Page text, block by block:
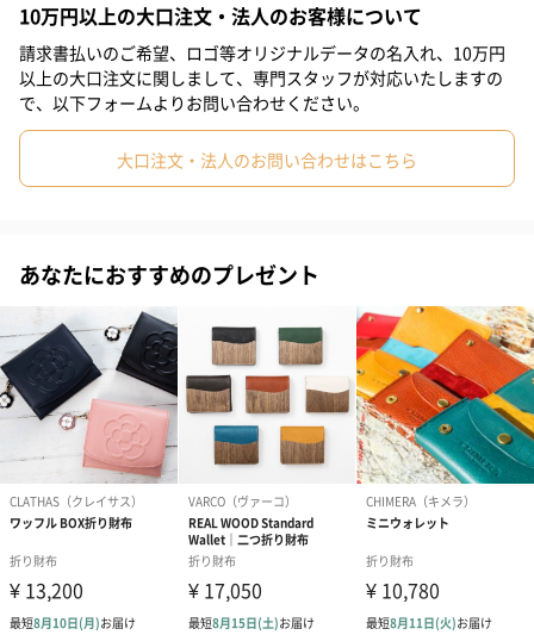
男性の方にも女性の方にもおすすめなシンプル無地のデザインも
魅力です。
上質な品質と特徴
手前上側のファスナー内部はコインケースが収納できます。浅く
設計されているので取り出しやすくて小銭が一目瞭然です。
手前下側のファスナー内部はジャバラ式カードポケットを内蔵、
大容量のカード収納は圧巻です。
アコーディオン状に大きく開くカードポケットは一目で取り出し
たいカードがわかります。
奥側のファスナー内部はお札の他、通帳やパスポート、スマート
フォンも収められ、マルチユースな造りになっています。
（※ケースを入れた状態でのスマートフォンは機種やサイズによ
#パーティー #記念日 #お礼 #お祝い #父の日
#母の日 #取引先女性 #妹 #姉 #息子 #娘
#部下男性 #部下女性 #義父 #義母 #取引先男性
#親戚女性 #小学生高学年の男の子
#男子高校生 #女子高校生 #祖母
#男友達 #男性 #父親 #母親
#彼女 #祖父 #上司女性 #上司男性 #同僚女性
#同僚男性 #男子大学生 #女子大学生 #弟 #10代
#20代前半 #20代後半 #30代 #40代 #50代 #70代
10万円以上の大口注文・法人のお客様について
請求書払いのご希望、ロゴ等オリジナルデータの名入れ、10万円
以上の大口注文に関しまして、専門スタッフが対応いたしますの
で、以下フォームよりお問い合わせください。
大口注文・法人のお問い合わせはこちら
あなたにおすすめのプレゼント